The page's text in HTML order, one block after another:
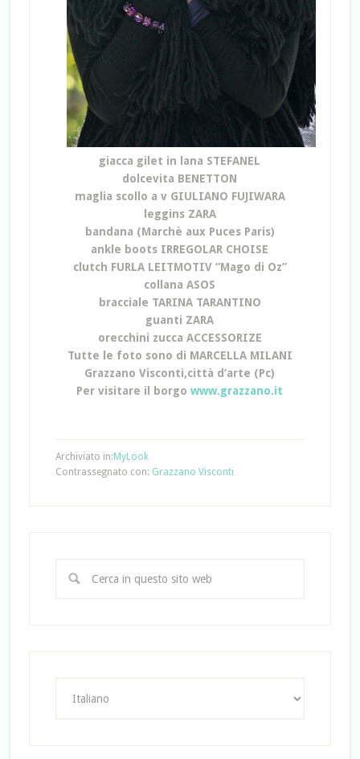
giacca gilet in lana STEFANEL
dolcevita BENETTON
maglia scollo a v GIULIANO FUJIWARA
leggins ZARA
bandana (Marchè aux Puces Paris)
ankle boots IRREGOLAR CHOISE
clutch FURLA LEITMOTIV “Mago di Oz”
collana ASOS
bracciale TARINA TARANTINO
guanti ZARA
orecchini zucca ACCESSORIZE
Tutte le foto sono di MARCELLA MILANI
Grazzano Visconti,città d’arte (Pc)
Per visitare il borgowww.grazzano.it
Archiviato in:MyLook
Contrassegnato con: Grazzano Visconti